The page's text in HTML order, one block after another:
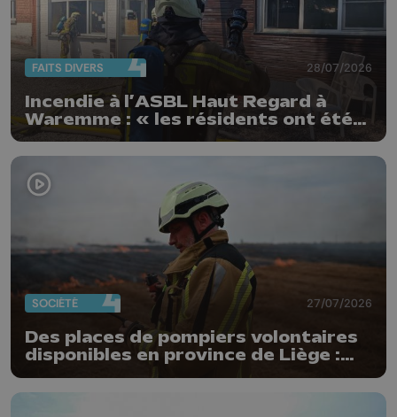
FAITS DIVERS 28/07/2026
Incendie à l’ASBL Haut Regard à
Waremme : « les résidents ont été
évacués à temps »
SOCIÉTÉ 27/07/2026
Des places de pompiers volontaires
disponibles en province de Liège :
pas nous aider"